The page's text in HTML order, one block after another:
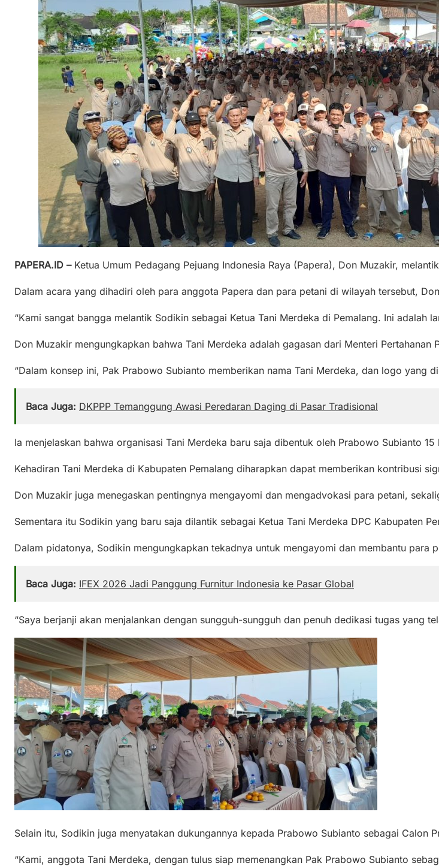
PAPERA.ID – Ketua Umum Pedagang Pejuang Indonesia Raya (Papera), Don Muzakir,
Dalam acara yang dihadiri oleh para anggota Papera dan para petani di wilayah tersebut,
“Kami sangat bangga melantik Sodikin sebagai Ketua Tani Merdeka di Pemalang. Ini
Don Muzakir mengungkapkan bahwa Tani Merdeka adalah gagasan dari Menteri
“Dalam konsep ini, Pak Prabowo Subianto memberikan nama Tani Merdeka, dan logo
Baca Juga: DKPPP Temanggung Awasi Peredaran Daging di Pasar Tradisional
Ia menjelaskan bahwa organisasi Tani Merdeka baru saja dibentuk oleh Prabowo Subianto
Kehadiran Tani Merdeka di Kabupaten Pemalang diharapkan dapat memberikan kontribusi
Don Muzakir juga menegaskan pentingnya mengayomi dan mengadvokasi para petani,
Sementara itu Sodikin yang baru saja dilantik sebagai Ketua Tani Merdeka DPC Kabupaten
Dalam pidatonya, Sodikin mengungkapkan tekadnya untuk mengayomi dan membantu
Baca Juga: IFEX 2026 Jadi Panggung Furnitur Indonesia ke Pasar Global
“Saya berjanji akan menjalankan dengan sungguh-sungguh dan penuh dedikasi tugas yang
Selain itu, Sodikin juga menyatakan dukungannya kepada Prabowo Subianto sebagai Calon
“Kami, anggota Tani Merdeka, dengan tulus siap memenangkan Pak Prabowo Subianto